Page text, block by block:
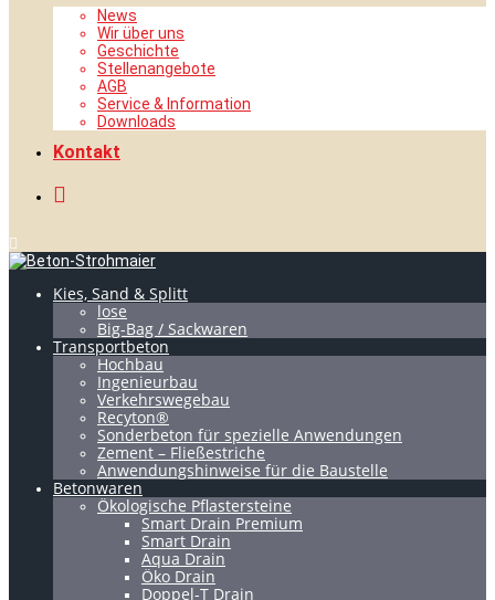
News
Wir über uns
Geschichte
Stellenangebote
AGB
Service & Information
Downloads
Kontakt
Kies, Sand & Splitt
lose
Big-Bag / Sackwaren
Transportbeton
Hochbau
Ingenieurbau
Verkehrswegebau
Recyton®
Sonderbeton für spezielle Anwendungen
Zement – Fließestriche
Anwendungshinweise für die Baustelle
Betonwaren
Ökologische Pflastersteine
Smart Drain Premium
Smart Drain
Aqua Drain
Öko Drain
Doppel-T Drain